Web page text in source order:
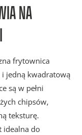
NA
frytownica
i jedną kwadratową
są w pełni
chipsów,
teksturę.
idealna do